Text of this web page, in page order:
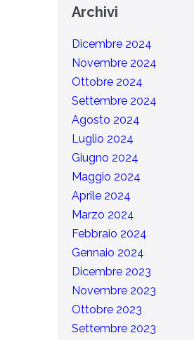
Archivi
Dicembre 2024
Novembre 2024
Ottobre 2024
Settembre 2024
Agosto 2024
Luglio 2024
Giugno 2024
Maggio 2024
Aprile 2024
Marzo 2024
Febbraio 2024
Gennaio 2024
Dicembre 2023
Novembre 2023
Ottobre 2023
Settembre 2023